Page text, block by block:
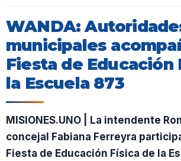
WANDA:
municipales
Fiesta de Educación
la Escuela 873
MISIONES.UNO | La intendente
concejal Fabiana Ferreyra
Fiesta de Educación Física de la